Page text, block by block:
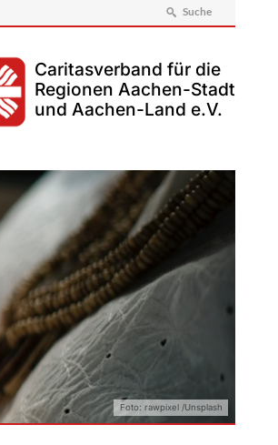
Suche
Caritasverband für die
Regionen Aachen-Stadt
und Aachen-Land e.V.
Foto: rawpixel /Unsplash